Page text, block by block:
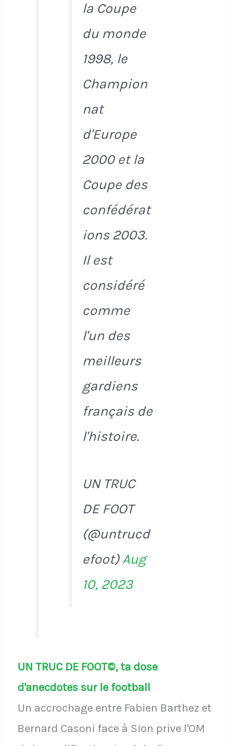
la Coupe
du monde
1998, le
Champion
nat
d'Europe
2000 et la
Coupe des
confédérat
ions 2003.
Il est
considéré
comme
l'un des
meilleurs
gardiens
français de
l'histoire.
UN TRUC
DE FOOT
(@untrucd
efoot)Aug
10, 2023
UN TRUC DE FOOT©, ta dose
d'anecdotes sur le football
Un accrochage entre Fabien Barthez et
Bernard Casoni face à Sion prive l'OM